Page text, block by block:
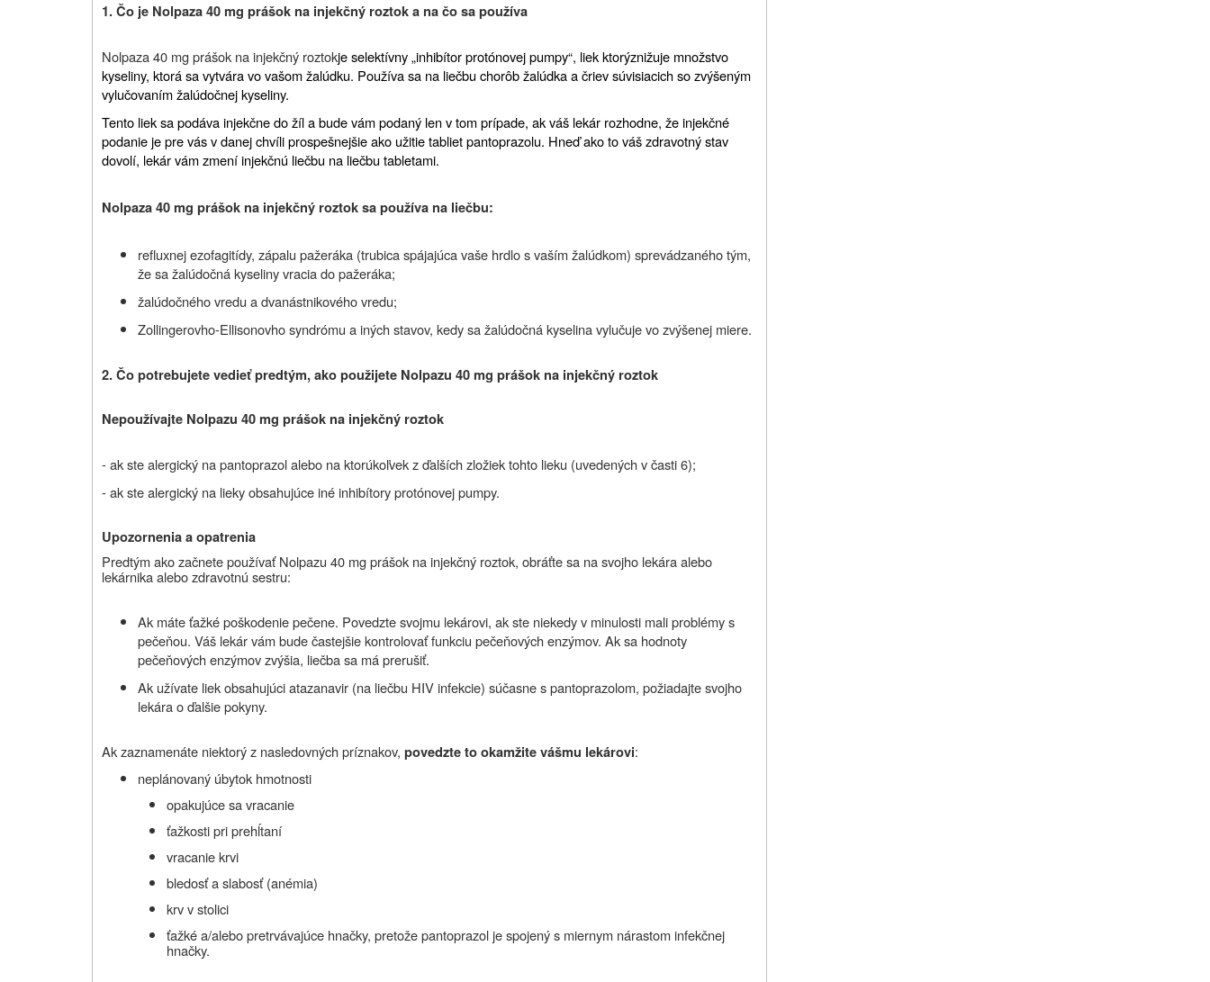
1. Čo je Nolpaza40mg prášok na injekčný roztoka na čo sa používa
Nolpaza 40 mg prášok na injekčný roztokje selektívny „inhibítor protónovej pumpy“, liek ktorýznižuje množstvo
kyseliny, ktorá sa vytvára vo vašom žalúdku. Používa sa na liečbu chorôb žalúdka a čriev súvisiacich so zvýšeným
vylučovaním žalúdočnej kyseliny.
Tento liek sa podáva injekčne do žíl a bude vám podaný len v tom prípade, ak váš lekár rozhodne, že injekčné
podanie je pre vás v danej chvíli prospešnejšie ako užitie tabliet pantoprazolu. Hneď ako to váš zdravotný stav
dovolí, lekár vám zmení injekčnú liečbu na liečbu tabletami.
Nolpaza 40 mg prášok na injekčný roztok sa používa na liečbu:
refluxnej ezofagitídy, zápalu pažeráka (trubica spájajúca vaše hrdlo s vaším žalúdkom) sprevádzaného tým,
že sa žalúdočná kyseliny vracia do pažeráka;
žalúdočného vredu a dvanástnikového vredu;
Zollingerovho-Ellisonovho syndrómu a iných stavov, kedy sa žalúdočná kyselina vylučuje vo zvýšenej miere.
2. Čo potrebujete vedieť predtým, ako použijete Nolpazu 40 mg prášok na injekčný roztok
Nepoužívajte Nolpazu 40 mg prášok na injekčný roztok
- ak ste alergický na pantoprazol alebo na ktorúkoľvek z ďalších zložiek tohto lieku (uvedených v časti 6);
- ak ste alergický na lieky obsahujúce iné inhibítory protónovej pumpy.
Upozornenia a opatrenia
Predtým ako začnete používať Nolpazu 40 mg prášok na injekčný roztok, obráťte sa na svojho lekára alebo
lekárnika alebo zdravotnú sestru:
Ak máte ťažké poškodenie pečene. Povedzte svojmu lekárovi, ak ste niekedy v minulosti mali problémy s
pečeňou. Váš lekár vám bude častejšie kontrolovať funkciu pečeňových enzýmov. Ak sa hodnoty
pečeňových enzýmov zvýšia, liečba sa má prerušiť.
Ak užívate liek obsahujúci atazanavir (na liečbu HIV infekcie) súčasne s pantoprazolom, požiadajte svojho
lekára o ďalšie pokyny.
Ak zaznamenáte niektorý z nasledovných príznakov, povedzte to okamžite vášmu lekárovi:
neplánovaný úbytok hmotnosti
opakujúce sa vracanie
ťažkosti pri prehĺtaní
vracanie krvi
bledosť a slabosť (anémia)
krv v stolici
ťažké a/alebo pretrvávajúce hnačky, pretože pantoprazol je spojený s miernym nárastom infekčnej
hnačky.